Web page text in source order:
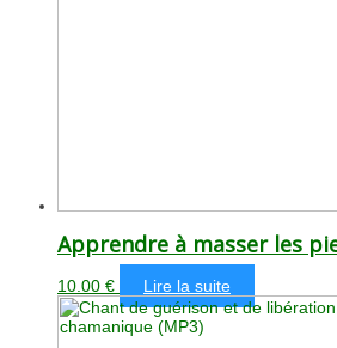
Apprendre à masser les
10.00 € Lire la suite